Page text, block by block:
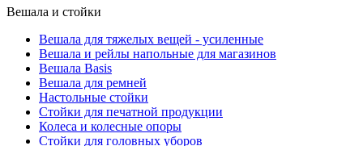
Вешала и стойки
Вешала для тяжелых вещей - усиленные
Вешала и рейлы напольные для магазинов
Вешала Basis
Вешала для ремней
Настольные стойки
Стойки для печатной продукции
Колеса и колесные опоры
Стойки для головных уборов